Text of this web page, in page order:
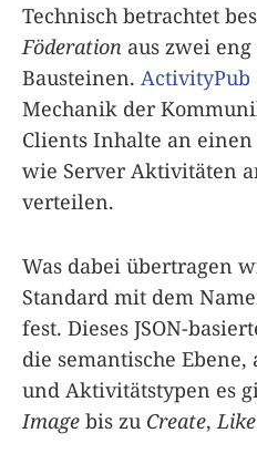
Technisch betrachtet
Föderation aus zwei
Bausteinen. ActivityPub
Mechanik der
Clients Inhalte an
wie Server Aktivitäten
verteilen.
Was dabei übertragen
Standard mit dem
fest. Dieses JSON-
die semantische Ebene,
und Aktivitätstypen es
Image bis zu Create, Like